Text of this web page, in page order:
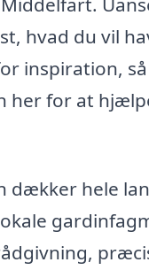
hvad du vil
inspiration,
her for at
dækker hele